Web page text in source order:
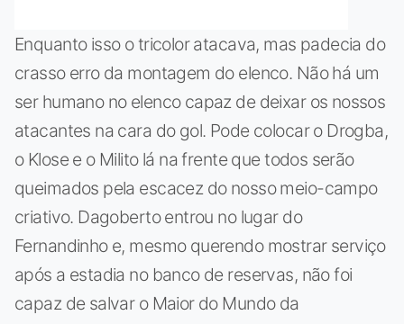
Enquanto isso o tricolor atacava, mas padecia do
crasso erro da montagem do elenco. Não há um
ser humano no elenco capaz de deixar os nossos
atacantes na cara do gol. Pode colocar o Drogba,
o Klose e o Milito lá na frente que todos serão
queimados pela escacez do nosso meio-campo
criativo. Dagoberto entrou no lugar do
Fernandinho e, mesmo querendo mostrar serviço
após a estadia no banco de reservas, não foi
capaz de salvar o Maior do Mundo da